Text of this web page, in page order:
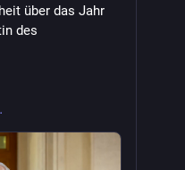
über das Jahr